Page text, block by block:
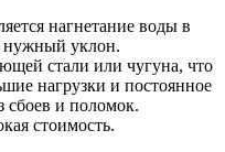
нагнетание воды в
нужный уклон.
стали или чугуна, что
нагрузки и постоянное
сбоев и поломок.
стоимость.